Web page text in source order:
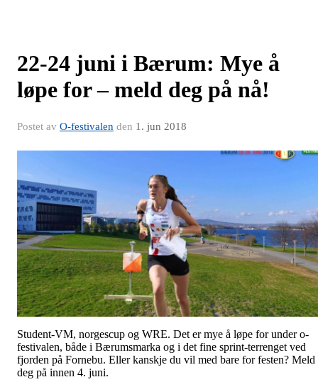
22-24 juni i Bærum: Mye å
løpe for – meld deg på nå!
Postet av O-festivalen den 1. jun 2018
Student-VM, norgescup og WRE. Det er mye å løpe for under o-
festivalen, både i Bærumsmarka og i det fine sprint-terrenget ved
fjorden på Fornebu. Eller kanskje du vil med bare for festen? Meld
deg på innen 4. juni.